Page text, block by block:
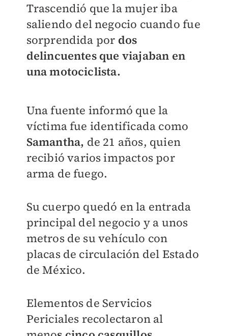
Trascendió que la mujer iba
saliendo del negocio cuando fue
sorprendida por dos
delincuentes que viajaban en
una motociclista.
Una fuente informó que la
víctima fue identificada como
Samantha, de 21 años, quien
recibió varios impactos por
arma de fuego.
Su cuerpo quedó en la entrada
principal del negocio y a unos
metros de su vehículo con
placas de circulación del Estado
de México.
Elementos de Servicios
Periciales recolectaron al